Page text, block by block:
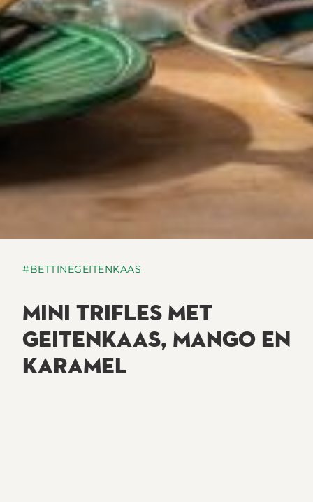
#BETTINEGEITENKAAS
MINI TRIFLES MET
GEITENKAAS, MANGO EN
KARAMEL